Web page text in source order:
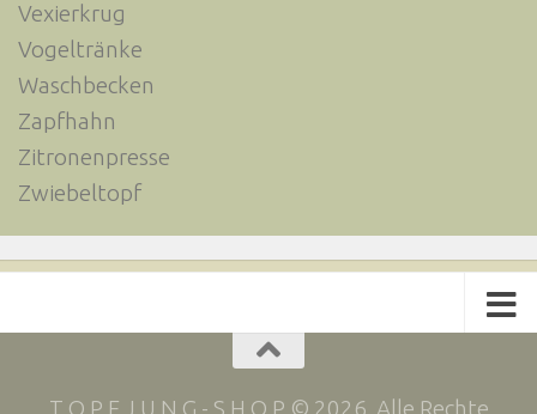
Vexierkrug
Vogeltränke
Waschbecken
Zapfhahn
Zitronenpresse
Zwiebeltopf
T O P F J U N G - S H O P © 2026. Alle Rechte